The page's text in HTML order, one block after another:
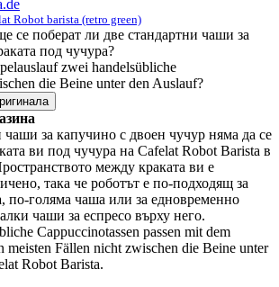
Robot barista (retro green)
се поберат ли две стандартни чаши за
под чучура?
zwei handelsübliche
die Beine unter den Auslauf?
чаши за капучино с двоен чучур няма да се
ви под чучура на Cafelat Robot Barista в
между краката ви е
така че роботът е по-подходящ за
по-голяма чаша или за едновременно
чаши за еспресо върху него.
Cappuccinotassen passen mit dem
meisten Fällen nicht zwischen die Beine unter
Robot Barista.